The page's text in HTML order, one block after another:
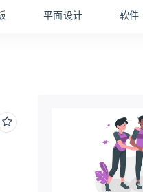
平面设计 软件